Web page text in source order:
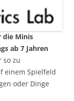
die Minis
ab 7 Jahren
so zu
einem Spielfeld
oder Dinge